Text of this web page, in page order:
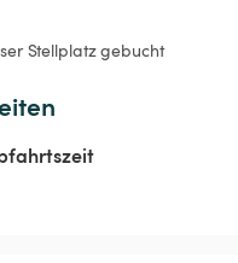
Stellplatz gebucht